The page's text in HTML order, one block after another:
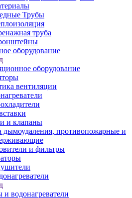
Трубы
труба
оборудование
оборудование
вентиляции
и клапаны
дымоудаления, противопожарные и
и фильтры
и водонагреватели